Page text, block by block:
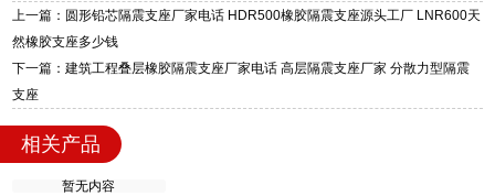
装指导全套服务，厂址衡水高新区北方工业基地
迎宾大街 9 号，厂家电话：13323182312。
上一篇：圆形铅芯隔震支座厂家电话 HDR500橡胶隔震支座源头工厂 LNR600天
然橡胶支座多少钱
下一篇：建筑工程叠层橡胶隔震支座厂家电话 高层隔震支座厂家 分散力型隔震
支座
相关产品
暂无内容